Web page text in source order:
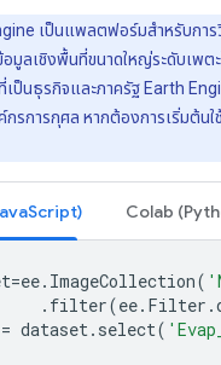
เป็นแพลตฟอร์มสําหรับการ
มูลเชิงพื้นที่ขนาดใหญ่ระดับเพต
ป็นธุรกิจและภาครัฐ Earth
รการกุศล หากต้องการเริ่มต้นใ
Colab
=ee. ImageCollection(
. filter(ee. Filter .
= dataset. select(